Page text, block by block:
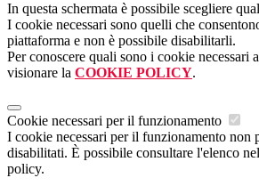
In questa schermata è possibile scegliere
I cookie necessari sono quelli che
piattaforma e non è possibile disabilitarli.
Per conoscere quali sono i cookie necessari
visionare la COOKIE POLICY.
Cookie necessari per il funzionamento
I cookie necessari per il funzionamento non
disabilitati. È possibile consultare l'elenco
policy.